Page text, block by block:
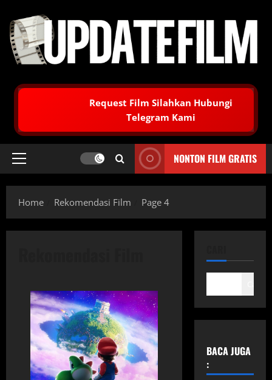
content
Request Film Silahkan Hubungi
Telegram Kami
Primary
NONTON FILM GRATIS
Home Rekomendasi Film Page 4
BACA JUGA
: